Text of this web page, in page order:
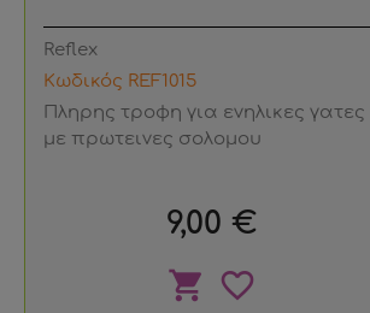
Reflex
Κωδικός REF1015
Πληρης τροφη για ενηλικες γατες
με πρωτεινες σολομου
Τιμή
9,00 €
favorite_border
shopping_cart